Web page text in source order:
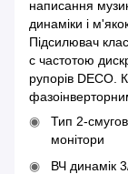
написання
динаміки і
Підсилювач
c частотою
рупорів DECO.
Тип 2-
монітори
ВЧ динамік